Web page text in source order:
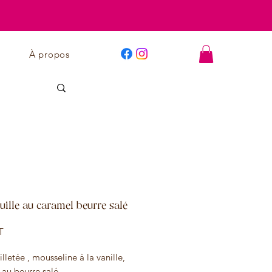
À propos
au caramel beurre salé
Prix
, mousseline à la vanille,